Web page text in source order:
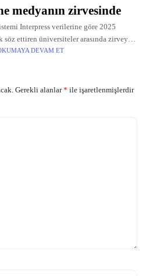
medyanın zirvesinde
Interpress verilerine göre 2025
söz ettiren üniversiteler arasında zirveye
DEVAM ET
Gerekli alanlar* ile işaretlenmişlerdir